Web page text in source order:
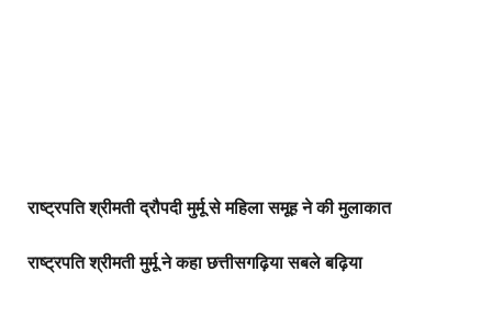
राष्ट्रपति श्रीमती द्रौपदी मुर्मू से महिला समूह ने की मुलाकात
राष्ट्रपति श्रीमती मुर्मू ने कहा छत्तीसगढ़िया सबले बढ़िया